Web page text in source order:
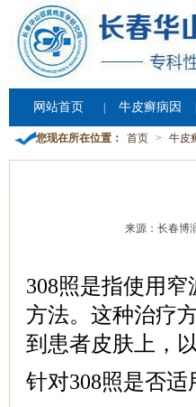
网站首页 牛皮癣病因
您现在所在位置： 首页 > 牛皮
来源：长春博
308照是指使用
方法。这种治疗
到患者皮肤上，
针对308照是否